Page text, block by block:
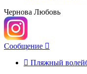
Чернова Любовь
Сообщение
Пляжный